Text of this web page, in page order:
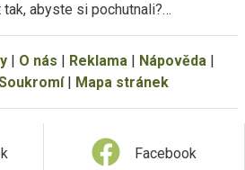
abyste si pochutnali?…
| O nás Reklama| Nápověda|
| Mapa stránek
Facebook